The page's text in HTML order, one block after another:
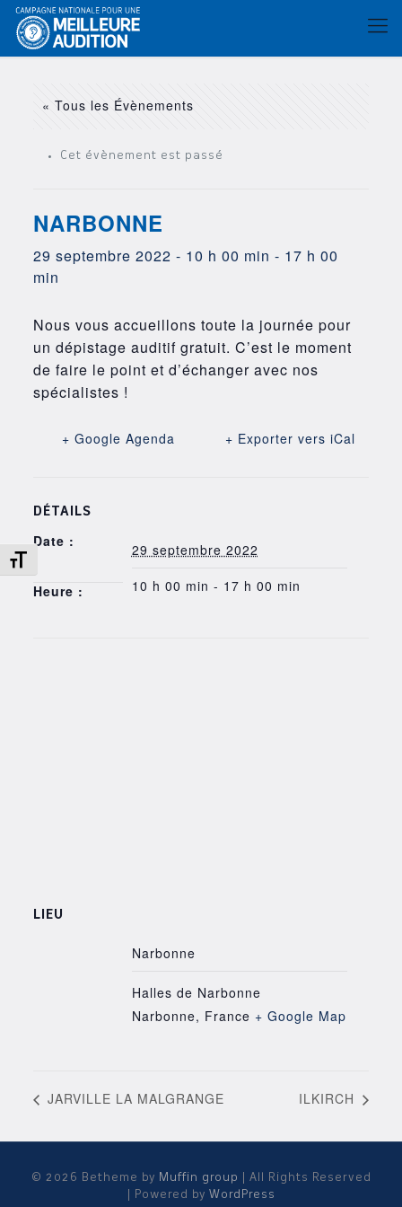
Changer la taille de la police
« Tous les Évènements
Cet évènement est passé
NARBONNE
29 septembre 2022 - 10 h 00 min - 17 h 00
min
Nous vous accueillons toute la journée pour
un dépistage auditif gratuit. C’est le moment
de faire le point et d’échanger avec nos
spécialistes !
+ Google Agenda + Exporter vers iCal
DÉTAILS
Date : 29 septembre 2022
Heure : 10 h 00 min - 17 h 00 min
LIEU
Narbonne
Halles de Narbonne
Narbonne, France + Google Map
JARVILLE LA MALGRANGE ILKIRCH
© 2026 Betheme by Muffin group
| All Rights Reserved
| Powered by WordPress